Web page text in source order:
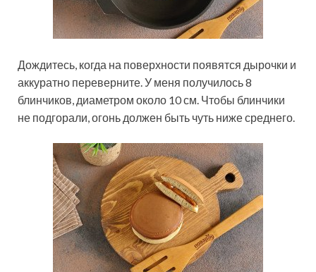
Дождитесь, когда на поверхности появятся дырочки и
аккуратно переверните. У меня получилось 8
блинчиков, диаметром около 10 см. Чтобы блинчики
не подгорали, огонь должен быть чуть ниже среднего.